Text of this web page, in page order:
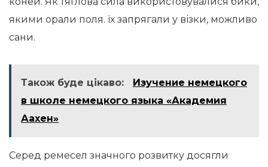
якими орали поля. їх запрягали у візки, можливо
сани.
Також буде цікаво:
Изучение немецкого
в школе немецкого языка «Академия
Аахен»
Серед ремесел значного розвитку досягли